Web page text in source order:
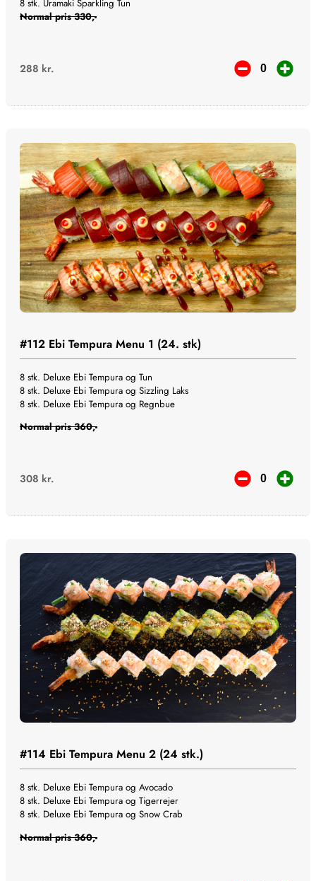
8 stk. Uramaki Sparkling Tun
Normal pris 330,-
288 kr.
#112 Ebi Tempura Menu 1 (24. stk)
8 stk. Deluxe Ebi Tempura og Tun
8 stk. Deluxe Ebi Tempura og Sizzling Laks
8 stk. Deluxe Ebi Tempura og Regnbue
Normal pris 360,-
308 kr.
#114 Ebi Tempura Menu 2 (24 stk.)
8 stk. Deluxe Ebi Tempura og Avocado
8 stk. Deluxe Ebi Tempura og Tigerrejer
8 stk. Deluxe Ebi Tempura og Snow Crab
Normal pris 360,-